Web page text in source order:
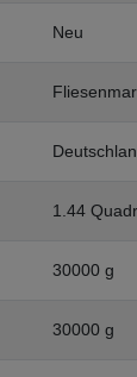
Neu
1.44
30000 g
30000 g